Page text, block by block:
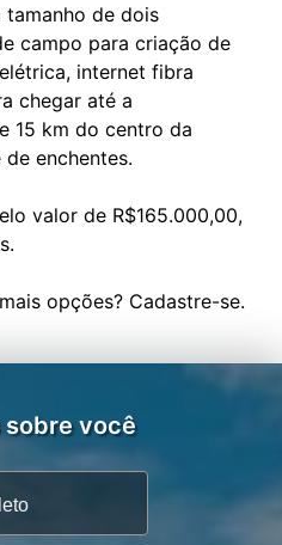
de dois
campo para criação de
internet fibra
chegar até a
15 km do centro da
enchentes.
valor de R$165.000,00,
sobre você